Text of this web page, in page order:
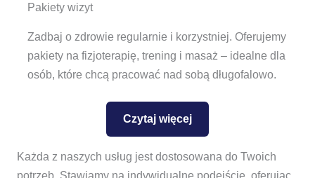
Pakiety wizyt
Zadbaj o zdrowie regularnie i korzystniej. Oferujemy
pakiety na fizjoterapię, trening i masaż – idealne dla
osób, które chcą pracować nad sobą długofalowo.
Czytaj więcej
Każda z naszych usług jest dostosowana do Twoich